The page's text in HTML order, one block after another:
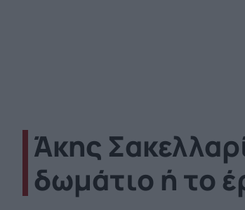
Άκης
δωμάτιο ή το